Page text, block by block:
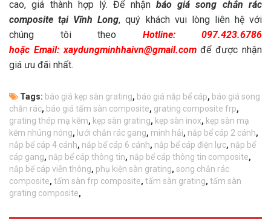
cao, giá thành hợp lý. Để nhận báo giá song chắn rác
composite tại Vĩnh Long, quý khách vui lòng liên hệ với
chúng tôi theo Hotline: 097.423.6786
hoặc Email: xaydungminhhaivn@gmail.comđể được nhận
giá ưu đãi nhất.
Tags: báo giá kẹp sàn grating, báo giá nắp bể cáp, báo giá song
chắn rác, báo giá tấm sàn composite, grating composite frp,
grating thép mạ kẽm, kẹp sàn grating, kẹp sàn inox, kẹp sàn mạ
kẽm nhúng nóng, lưới chắn rác gang, minh hải, nắp bể cáp 2 cánh,
nắp bể cáp 4 cánh, nắp bể cáp 6 cánh, nắp bể cáp điện lực, nắp bể
cáp gang, nắp bể cáp thông tin, nắp bể cáp thông tin composite,
nắp bể cáp viễn thông, phụ kiện sàn grating, song chắn rác
composite, tấm sàn frp composite, tấm sàn grating, tấm sàn
grating composite,